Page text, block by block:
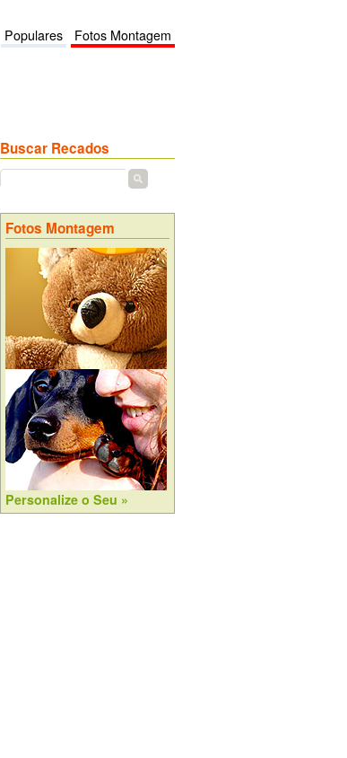
Populares Fotos Montagem
Buscar Recados
Fotos Montagem
Personalize o Seu »